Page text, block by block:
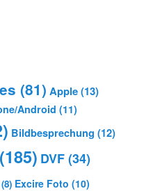
(81) Apple(13)
Android (11)
Bildbesprechung (12)
(185) DVF (34)
(8) Excire Foto (10)